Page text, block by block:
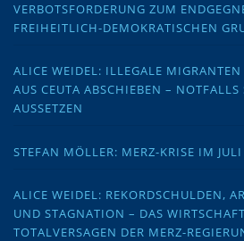
VERBOTSFORDERUNG ZUM
FREIHEITLICH-DEMOKRATISCHEN
ALICE WEIDEL: ILLEGALE
AUS CEUTA ABSCHIEBEN –
AUSSETZEN
STEFAN MÖLLER: MERZ-KRISE IM JULI
ALICE WEIDEL: REKORDSCHULDEN,
UND STAGNATION – DAS
TOTALVERSAGEN DER MERZ-